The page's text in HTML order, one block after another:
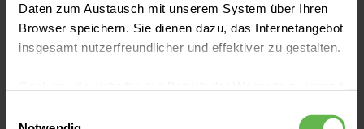
Daten zum Austausch mit unserem System über Ihren
Browser speichern. Sie dienen dazu, das Internetangebot
insgesamt nutzerfreundlicher und effektiver zu gestalten.
eingesetzt werden.
Routineuntersuchunggibt, dieautomatisch
durchgeführt wird. Deswegen ist es
Beschwerdengezielt anerweiterte
als Ursache gedacht wird.